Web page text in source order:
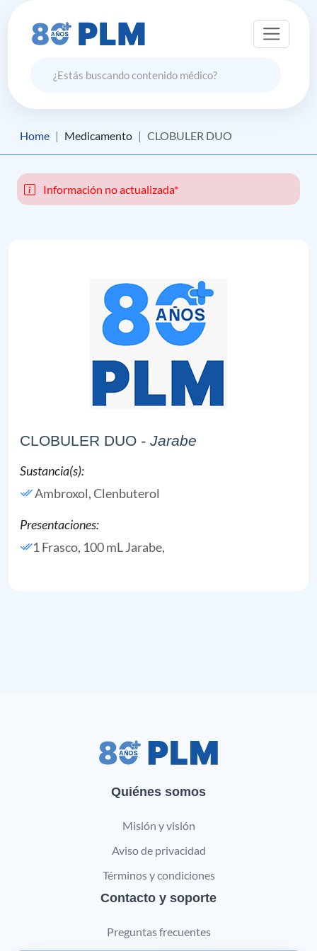
Home Medicamento CLOBULER DUO
Información no actualizada*
CLOBULER DUO - Jarabe
Sustancia(s):
Ambroxol,Clenbuterol
Presentaciones:
1 Frasco, 100 mL Jarabe,
Quiénes somos
Misión y visión
Aviso de privacidad
Términos y condiciones
Contacto y soporte
Preguntas frecuentes